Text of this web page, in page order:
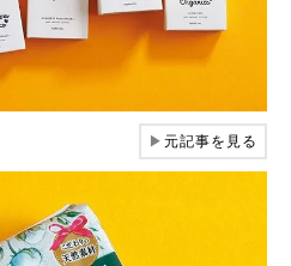
▶元記事を見る